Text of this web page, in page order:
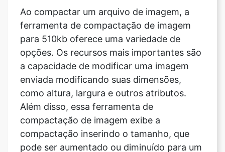
opções. Os recursos mais importantes são
a capacidade de modificar uma imagem
enviada modificando suas dimensões,
como altura, largura e outros atributos.
Além disso, essa ferramenta de
compactação de imagem exibe a
compactação inserindo o tamanho, que
pode ser aumentado ou diminuído para um
máximo ou mínimo, dependendo da
imagem enviada. Um modo estrito e um
modo de orientação também são